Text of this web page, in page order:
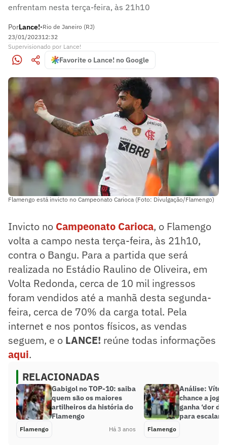
enfrentam nesta terça-feira, às 21h10
PorLance!•Rio de Janeiro (RJ)
23/01/202312:32
Supervisionado por Lance!
Favorite o Lance! no Google
Flamengo está invicto no Campeonato Carioca (Foto: Divulgação/Flamengo)
Invicto no Campeonato Carioca, o Flamengo
volta a campo nesta terça-feira, às 21h10,
contra o Bangu. Para a partida que será
realizada no Estádio Raulino de Oliveira, em
Volta Redonda, cerca de 10 mil ingressos
foram vendidos até a manhã desta segunda-
feira, cerca de 70% da carga total. Pela
internet e nos pontos físicos, as vendas
seguem, e o LANCE! reúne todas informações
aqui.
RELACIONADAS
Gabigol no TOP-10: saiba
quem são os maiores
artilheiros da história do
Flamengo
Flamengo Há 3 anos
Análise: Vítor
chance a
ganha ‘dor de
para escalar
Flamengo